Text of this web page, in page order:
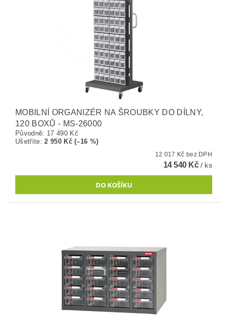
MOBILNÍ ORGANIZÉR NA ŠROUBKY DO DÍLNY,
120 BOXŮ - MS-26000
Původně: 17 490 Kč
Ušetříte:2 950 Kč (–16 %)
12 017 Kč bez DPH
14 540 Kč/ ks